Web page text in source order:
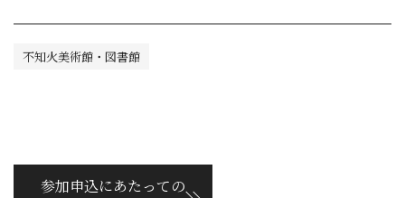
不知火美術館・図書館
参加申込にあたっての